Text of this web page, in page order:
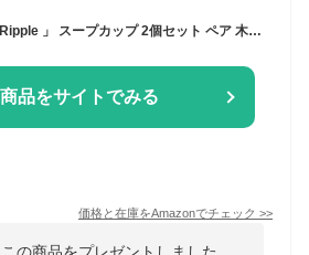
品をサイトでみる
価格と在庫をAmazonでチェック >>
の商品をプレゼントしました。